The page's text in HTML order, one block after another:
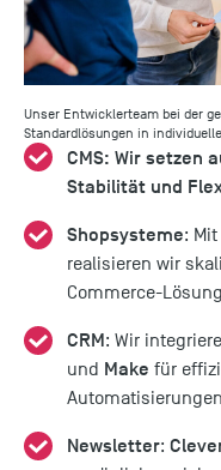
CMS: Wir setzen
Stabilität und
Shopsysteme: Mit
realisieren wir
Commerce-
CRM: Wir
und Make für
Newsletter:
Unser Entwicklerteam bei der
Standardlösungen in